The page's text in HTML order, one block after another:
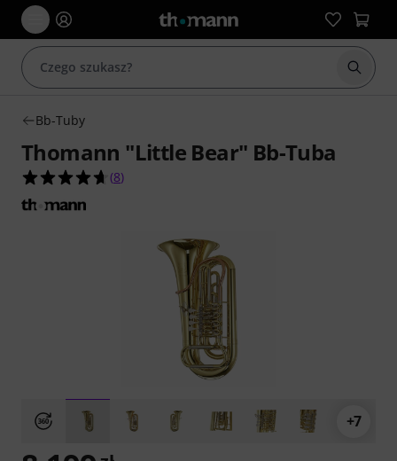
Bb-Tuby
Thomann "Little Bear" Bb-Tuba
4.6 na 5 gwiazdek z 8 ocen klientów
(8)
+7